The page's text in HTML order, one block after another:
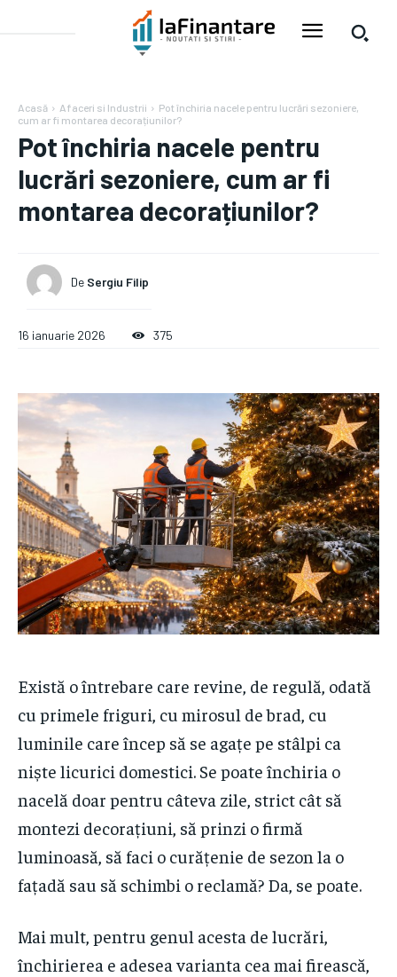
Acasă Afaceri si Industrii
Pot închiria nacele pentru lucrări sezoniere,
cum ar fi montarea decorațiunilor?
Pot închiria nacele pentru
lucrări sezoniere, cum ar fi
montarea decorațiunilor?
De Sergiu Filip
16 ianuarie 2026 375
Există o întrebare care revine, de regulă, odată
cu primele friguri, cu mirosul de brad, cu
luminile care încep să se agațe pe stâlpi ca
niște licurici domestici. Se poate închiria o
nacelă doar pentru câteva zile, strict cât să
montezi decorațiuni, să prinzi o firmă
luminoasă, să faci o curățenie de sezon la o
fațadă sau să schimbi o reclamă? Da, se poate.
Mai mult, pentru genul acesta de lucrări,
închirierea e adesea varianta cea mai firească,